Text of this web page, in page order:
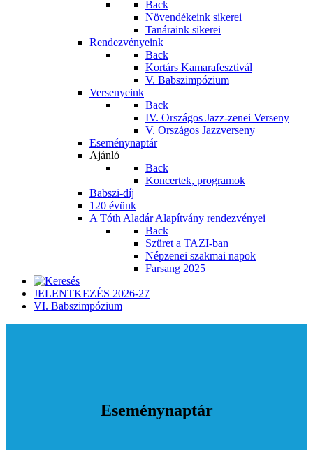
Back
Növendékeink sikerei
Tanáraink sikerei
Rendezvényeink
Back
Kortárs Kamarafesztivál
V. Babszimpózium
Versenyeink
Back
IV. Országos Jazz-zenei Verseny
V. Országos Jazzverseny
Eseménynaptár
Ajánló
Back
Koncertek, programok
Babszi-díj
120 évünk
A Tóth Aladár Alapítvány rendezvényei
Back
Szüret a TAZI-ban
Népzenei szakmai napok
Farsang 2025
JELENTKEZÉS 2026-27
VI. Babszimpózium
Eseménynaptár